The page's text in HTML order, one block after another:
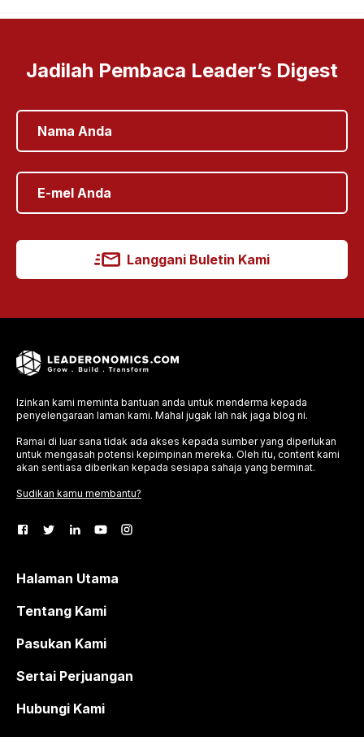
Jadilah Pembaca Leader’s Digest
Langgani Buletin Kami
Izinkan kami meminta bantuan anda untuk menderma kepada
penyelengaraan laman kami. Mahal jugak lah nak jaga blog ni.
Ramai di luar sana tidak ada akses kepada sumber yang diperlukan
untuk mengasah potensi kepimpinan mereka. Oleh itu, content kami
akan sentiasa diberikan kepada sesiapa sahaja yang berminat.
Sudikan kamu membantu?
Halaman Utama
Tentang Kami
Pasukan Kami
Sertai Perjuangan
Hubungi Kami